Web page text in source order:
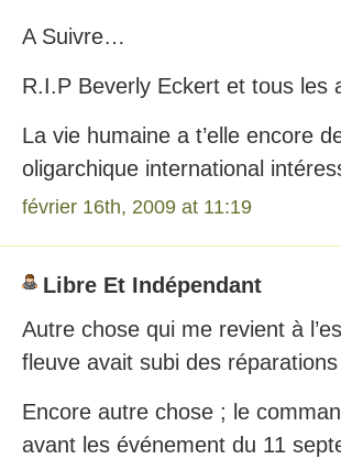
A Suivre…
R.I.P Beverly Eckert et tous les
La vie humaine a t’elle encore
oligarchique international
février 16th, 2009 at 11:19
Libre Et Indépendant
Autre chose qui me revient à
fleuve avait subi des
Encore autre chose ; le
avant les événement du 11